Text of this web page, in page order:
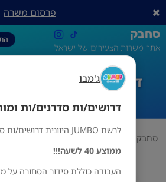
ג'מבו
דרושים/ות סדרנים/ות
לרשת JUMBO היוונית דרושים/ות סדרנים/ות.
ממוצע 40 לשעה!!!
העבודה כוללת סידור הסחורה על
פרסום משרה
סחבק
אתר משרות הצעירים של ישראל
דרושים/ות סדרנים/ות
סחבק ג'מבו